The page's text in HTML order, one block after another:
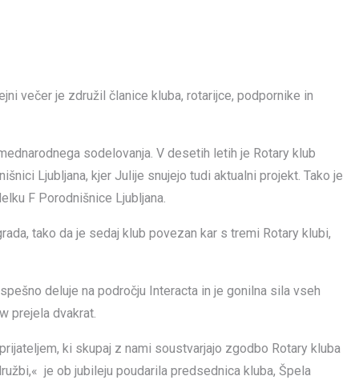
večer je združil članice kluba, rotarijce, podpornike in
sodelovanja. V desetih letih je Rotary klub
Ljubljana, kjer Julije snujejo tudi aktualni projekt. Tako je
F Porodnišnice Ljubljana.
tako da je sedaj klub povezan kar s tremi Rotary klubi,
deluje na področju Interacta in je gonilna sila vseh
prejela dvakrat.
ki skupaj z nami soustvarjajo zgodbo Rotary kluba
je ob jubileju poudarila predsednica kluba, Špela